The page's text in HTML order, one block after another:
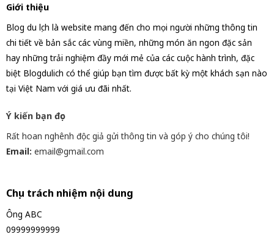
Giới thiệu
Blog du lịch là website mang đến cho mọi người những thông tin
chi tiết về bản sắc các vùng miền, những món ăn ngon đặc sản
hay những trải nghiệm đầy mới mẻ của các cuộc hành trình, đặc
biệt Blogdulich có thể giúp bạn tìm được bất kỳ một khách sạn nào
tại Việt Nam với giá ưu đãi nhất.
Ý kiến bạn đọc
Rất hoan nghênh độc giả gửi thông tin và góp ý cho chúng tôi!
Email: email@gmail.com
Chịu trách nhiệm nội dung
Ông ABC
09999999999